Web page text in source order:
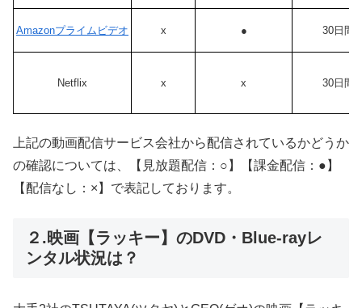
Amazonプライムビデオ x ● 30日間
Netflix x x 30日間
上記の動画配信サービス会社から配信されているかどうか
の確認については、【見放題配信：○】【課金配信：●】
【配信なし：×】で表記しております。
２.映画【ラッキー】のDVD・Blue-rayレ
ンタル状況は？